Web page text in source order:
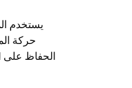
يستخدم
حركة